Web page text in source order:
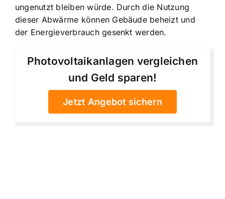
ungenutzt bleiben würde. Durch die Nutzung
dieser Abwärme können Gebäude beheizt und
der Energieverbrauch gesenkt werden.
Photovoltaikanlagen vergleichen
und Geld sparen!
Jetzt Angebot sichern